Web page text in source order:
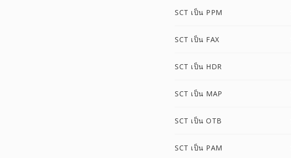
SCT เป็น PPM
SCT เป็น FAX
SCT เป็น HDR
SCT เป็น MAP
SCT เป็น OTB
SCT เป็น PAM